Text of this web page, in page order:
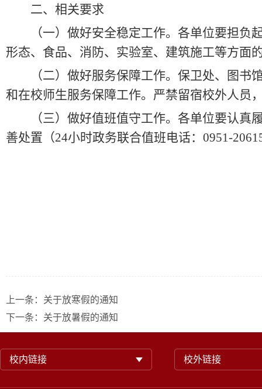
二、相关要求
（一）做好安全稳定工作。各单位要担负
形态、食品、消防、实验室、建筑施工等方面
（二）做好服务保障工作。保卫处、图书
和在校师生服务保障工作。严禁留宿校外人员
（三）做好值班值守工作。各单位要认真
善处置（24小时政务联合值班电话： 0951-
上一条： 关于放寒假的通知
下一条： 关于放暑假的通知
校内链接 校外链接